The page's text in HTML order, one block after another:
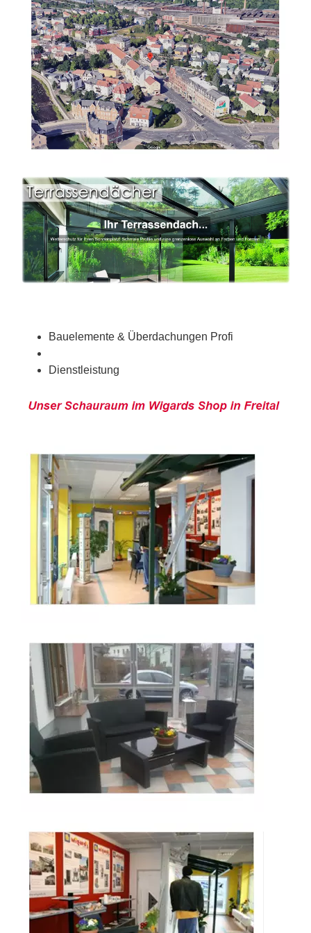
Bauelemente & Überdachungen Profi
Dienstleistung